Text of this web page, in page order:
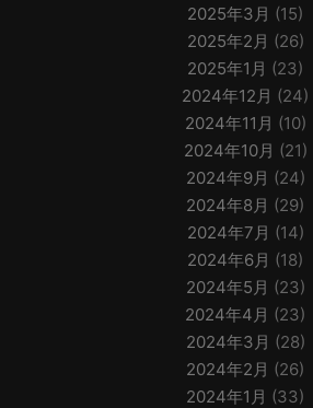
2025年3月 (15)
2025年2月 (26)
2025年1月 (23)
2024年12月 (24)
2024年11月 (10)
2024年10月 (21)
2024年9月 (24)
2024年8月 (29)
2024年7月 (14)
2024年6月 (18)
2024年5月 (23)
2024年4月 (23)
2024年3月 (28)
2024年2月 (26)
2024年1月 (33)